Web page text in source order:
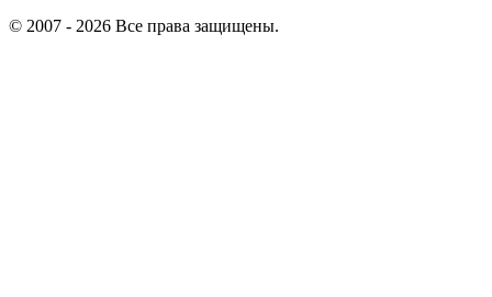
© 2007 - 2026 Все права защищены.